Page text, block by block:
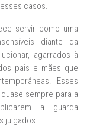
casos.
servir como uma
diante da
agarrados à
pais e mães que
Esses
sempre para a
a guarda
julgados.